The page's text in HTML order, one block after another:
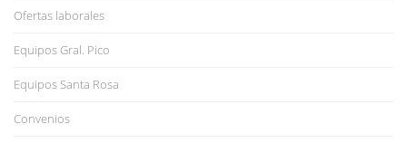
Ofertas laborales
Equipos Gral. Pico
Equipos Santa Rosa
Convenios